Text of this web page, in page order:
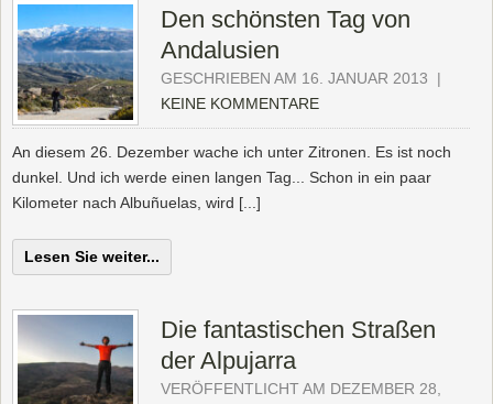
Den schönsten Tag von
Andalusien
GESCHRIEBEN AM 16. JANUAR 2013
|
KEINE KOMMENTARE
An diesem 26. Dezember wache ich unter Zitronen. Es ist noch
dunkel. Und ich werde einen langen Tag... Schon in ein paar
Kilometer nach Albuñuelas, wird [...]
Lesen Sie weiter...
Die fantastischen Straßen
der Alpujarra
VERÖFFENTLICHT AM DEZEMBER 28,